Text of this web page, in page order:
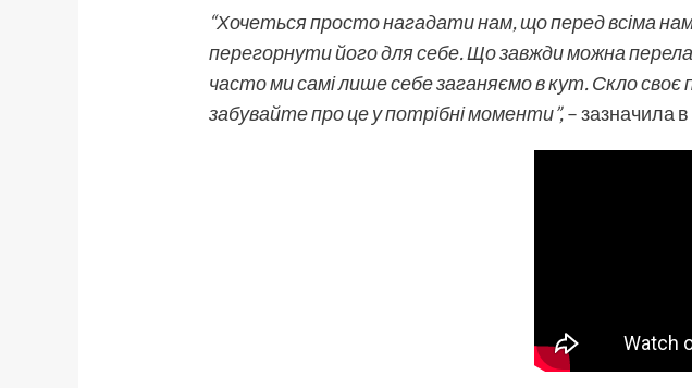
“Хочеться просто нагадати нам, що перед всіма
перегорнути його для себе. Що завжди можна
часто ми самі лише себе заганяємо в кут. Скло
забувайте про це у потрібні моменти”,– зазначила в